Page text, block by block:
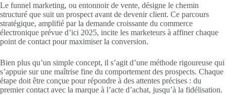
Le funnel marketing, ou entonnoir de vente, désigne le chemin
structuré que suit un prospect avant de devenir client. Ce parcours
stratégique, amplifié par la demande croissante du commerce
électronique prévue d’ici 2025, incite les marketeurs à affiner chaque
point de contact pour maximiser la conversion.
Bien plus qu’un simple concept, il s’agit d’une méthode rigoureuse qui
s’appuie sur une maîtrise fine du comportement des prospects. Chaque
étape doit être conçue pour répondre à des attentes précises : du
premier contact avec la marque à l’acte d’achat, jusqu’à la fidélisation.